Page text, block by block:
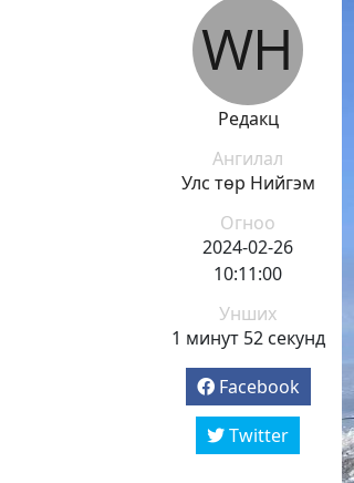
Редакц
Ангилал
Улс төр Нийгэм
Огноо
2024-02-26
10:11:00
Унших
1 минут 52 секунд
Facebook
Twitter